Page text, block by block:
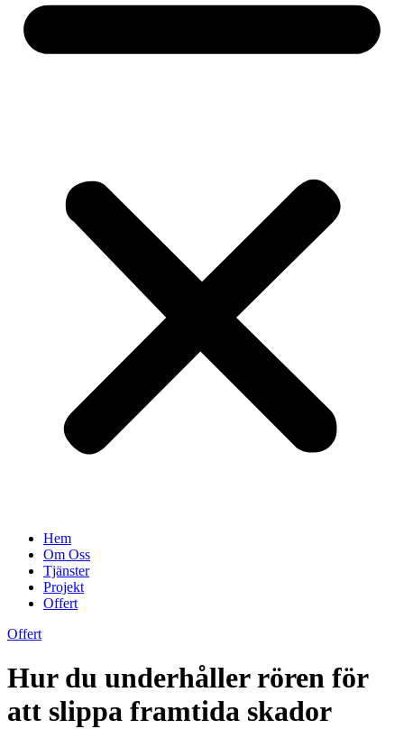
Hem
Om Oss
Tjänster
Projekt
Offert
Offert
Hur du underhåller rören för
att slippa framtida skador